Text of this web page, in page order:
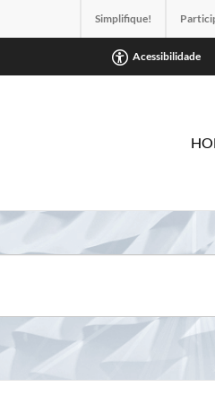
Simplifique!
Acessibilidade